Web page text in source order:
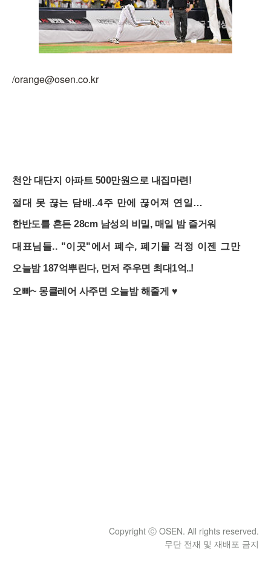
/orange@osen.co.kr
Copyright ⓒ OSEN. All rights reserved.
무단 전재 및 재배포 금지